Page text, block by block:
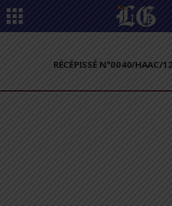
RÉCÉPISSÉ N°0040/HAAC/